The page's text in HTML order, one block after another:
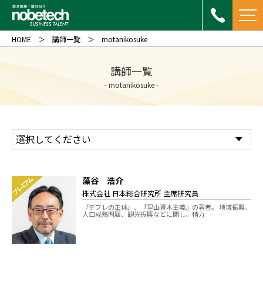
講師一覧
- motanikosuke -
HOME 講師一覧 motanikosuke
プレミアム 藻谷 浩介
株式会社 日本総合研究所 主席研究員
『デフレの正体』、『里山資本主義』の著者。 地域振興、
人口成熟問題、観光振興などに関し、精力…